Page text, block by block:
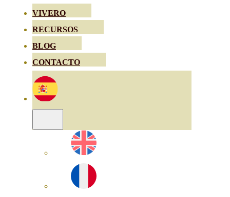
VIVERO
RECURSOS
BLOG
CONTACTO